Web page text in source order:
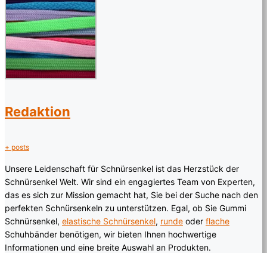
Redaktion
+ posts
Unsere Leidenschaft für Schnürsenkel ist das Herzstück der
Schnürsenkel Welt. Wir sind ein engagiertes Team von Experten,
das es sich zur Mission gemacht hat, Sie bei der Suche nach den
perfekten Schnürsenkeln zu unterstützen. Egal, ob Sie Gummi
Schnürsenkel, elastische Schnürsenkel, runde oder flache
Schuhbänder benötigen, wir bieten Ihnen hochwertige
Informationen und eine breite Auswahl an Produkten.